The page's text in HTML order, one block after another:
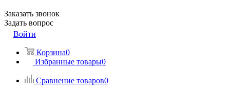
Заказать звонок
Задать вопрос
Войти
Корзина0
Избранные товары0
Сравнение товаров0